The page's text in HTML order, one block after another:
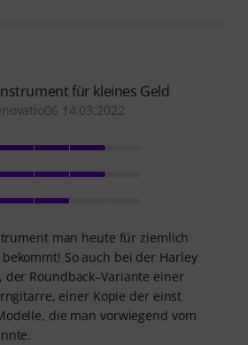
für kleines Geld
14.03.2022
man heute für ziemlich
So auch bei der Harley
der Roundback–Variante einer
einer Kopie der einst
die man vorwiegend vom